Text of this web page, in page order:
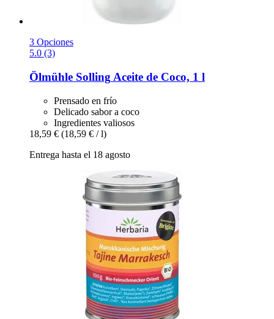
3 Opciones
5.0 (3)
Ölmühle Solling Aceite de Coco, 1 l
Prensado en frío
Delicado sabor a coco
Ingredientes valiosos
18,59 € (18,59 € / l)
Entrega hasta el 18 agosto